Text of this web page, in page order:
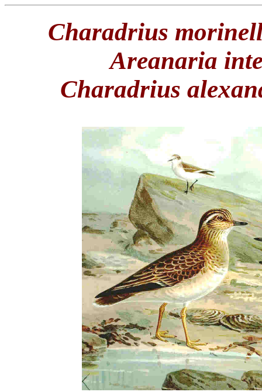
Charadrius
Areanaria
Charadrius